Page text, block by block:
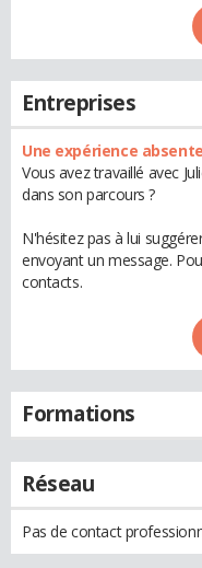
Entreprises
Une expérience
Vous avez travaillé avec
dans son parcours ?
N'hésitez pas à lui
envoyant un message.
contacts.
Formations
Réseau
Pas de contact